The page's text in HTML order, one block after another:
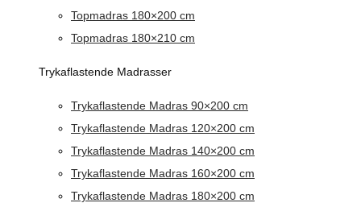
Topmadras 180×200 cm
Topmadras 180×210 cm
Trykaflastende Madrasser
Trykaflastende Madras 90×200 cm
Trykaflastende Madras 120×200 cm
Trykaflastende Madras 140×200 cm
Trykaflastende Madras 160×200 cm
Trykaflastende Madras 180×200 cm